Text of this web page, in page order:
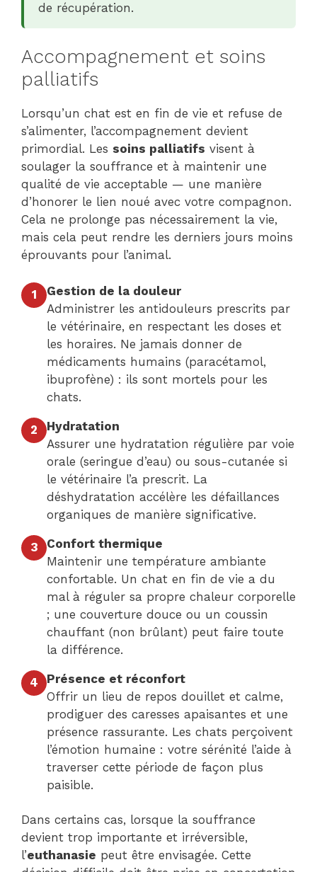
de récupération.
Accompagnement et soins
palliatifs
Lorsqu’un chat est en fin de vie et refuse de
s’alimenter, l’accompagnement devient
primordial. Les soins palliatifs visent à
soulager la souffrance et à maintenir une
qualité de vie acceptable — une manière
d’honorer le lien noué avec votre compagnon.
Cela ne prolonge pas nécessairement la vie,
mais cela peut rendre les derniers jours moins
éprouvants pour l’animal.
1
Gestion de la douleur
Administrer les antidouleurs prescrits par
le vétérinaire, en respectant les doses et
les horaires. Ne jamais donner de
médicaments humains (paracétamol,
ibuprofène) : ils sont mortels pour les
chats.
2
Hydratation
Assurer une hydratation régulière par voie
orale (seringue d’eau) ou sous-cutanée si
le vétérinaire l’a prescrit. La
déshydratation accélère les défaillances
organiques de manière significative.
3
Confort thermique
Maintenir une température ambiante
confortable. Un chat en fin de vie a du
mal à réguler sa propre chaleur corporelle
; une couverture douce ou un coussin
chauffant (non brûlant) peut faire toute
la différence.
4
Présence et réconfort
Offrir un lieu de repos douillet et calme,
prodiguer des caresses apaisantes et une
présence rassurante. Les chats perçoivent
l’émotion humaine : votre sérénité l’aide à
traverser cette période de façon plus
paisible.
Dans certains cas, lorsque la souffrance
devient trop importante et irréversible,
l’euthanasie peut être envisagée. Cette